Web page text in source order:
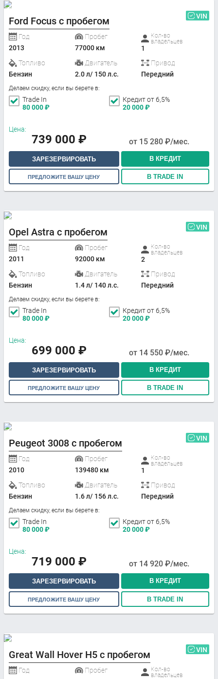
Ford Focus с пробегом VIN
Год
2013
Пробег
77000 км
Кол-во
владельцев
1
Топливо
Бензин
Двигатель
2.0 л/ 150 л.с.
Привод
Передний
Делаем скидку, если вы берете в:
Trade In
80 000₽
Кредит от 6,5%
20 000₽
Цена:
739 000 ₽ от 15 280 ₽/мес.
ЗАРЕЗЕРВИРОВАТЬ В КРЕДИТ
ПРЕДЛОЖИТЕ ВАШУ ЦЕНУ В TRADE IN
Opel Astra с пробегом VIN
Год
2011
Пробег
92000 км
Кол-во
владельцев
2
Топливо
Бензин
Двигатель
1.4 л/ 140 л.с.
Привод
Передний
Делаем скидку, если вы берете в:
Trade In
80 000₽
Кредит от 6,5%
20 000₽
Цена:
699 000 ₽ от 14 550 ₽/мес.
ЗАРЕЗЕРВИРОВАТЬ В КРЕДИТ
ПРЕДЛОЖИТЕ ВАШУ ЦЕНУ В TRADE IN
Peugeot 3008 с пробегом VIN
Год
2010
Пробег
139480 км
Кол-во
владельцев
1
Топливо
Бензин
Двигатель
1.6 л/ 156 л.с.
Привод
Передний
Делаем скидку, если вы берете в:
Trade In
80 000₽
Кредит от 6,5%
20 000₽
Цена:
719 000 ₽ от 14 920 ₽/мес.
ЗАРЕЗЕРВИРОВАТЬ В КРЕДИТ
ПРЕДЛОЖИТЕ ВАШУ ЦЕНУ В TRADE IN
Great Wall Hover H5 с пробегом VIN
Год
Пробег
Кол-во
владельцев